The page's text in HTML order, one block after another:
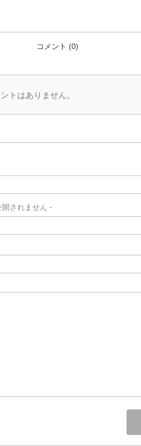
コメント (0)
トはありません。
されません -